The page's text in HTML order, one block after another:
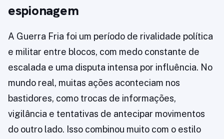
espionagem
A Guerra Fria foi um período de rivalidade política
e militar entre blocos, com medo constante de
escalada e uma disputa intensa por influência. No
mundo real, muitas ações aconteciam nos
bastidores, como trocas de informações,
vigilância e tentativas de antecipar movimentos
do outro lado. Isso combinou muito com o estilo